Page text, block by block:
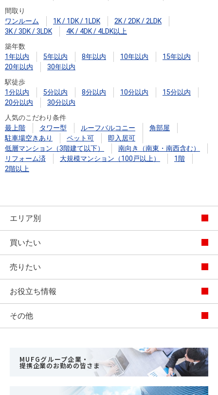
間取り
ワンルーム
1K / 1DK / 1LDK
2K / 2DK / 2LDK
3K / 3DK / 3LDK
4K / 4DK / 4LDK以上
築年数
1年以内
5年以内 8年以内 10年以内
15年以内
20年以内
30年以内
駅徒歩
1分以内
5分以内 8分以内 10分以内
15分以内
20分以内
30分以内
人気のこだわり条件
最上階
タワー型 ルーフバルコニー
角部屋
駐車場空きあり
ペット可
即入居可
低層マンション（3階建て以下）
南向き（南東・南西含む）
リフォーム済
大規模マンション（100戸以上）
1階
2階以上
エリア別
買いたい
売りたい
お役立ち情報
その他
MUFGグループ企業・
提携企業のお勤めの皆さま